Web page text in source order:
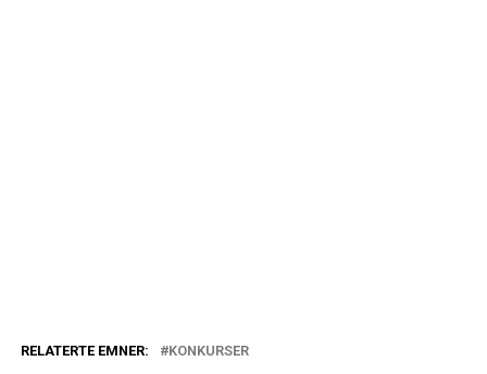
RELATERTE EMNER: KONKURSER